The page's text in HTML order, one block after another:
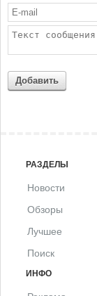
Добавить
РАЗДЕЛЫ
Новости
Обзоры
Лучшее
Поиск
ИНФО